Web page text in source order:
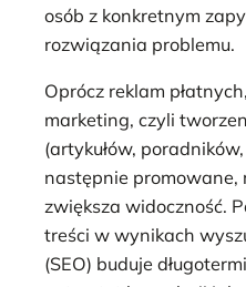
osób z konkretnym
rozwiązania problemu.
Oprócz reklam
marketing, czyli
(artykułów,
następnie promowane,
zwiększa widoczność.
treści w wynikach
(SEO) buduje